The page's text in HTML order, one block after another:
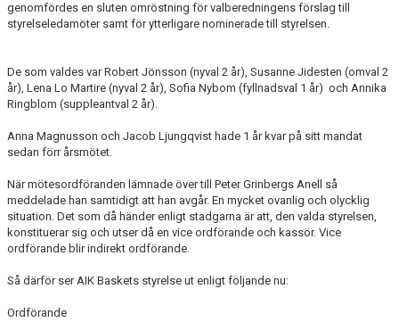
PARTNERS
KÖP BILJETTER
SHOP
AIK.SE
genomfördes en sluten omröstning för valberedningens förslag till
styrelseledamöter samt för ytterligare nominerade till styrelsen.
De som valdes var Robert Jönsson (nyval 2 år), Susanne Jidesten (omval 2
år), Lena Lo Martire (nyval 2 år), Sofia Nybom (fyllnadsval 1 år) och Annika
Ringblom (suppleantval 2 år).
Anna Magnusson och Jacob Ljungqvist hade 1 år kvar på sitt mandat
sedan förr årsmötet.
När mötesordföranden lämnade över till Peter Grinbergs Anell så
meddelade han samtidigt att han avgår. En mycket ovanlig och olycklig
situation. Det som då händer enligt stadgarna är att, den valda styrelsen,
konstituerar sig och utser då en vice ordförande och kassör. Vice
ordförande blir indirekt ordförande.
Så därför ser AIK Baskets styrelse ut enligt följande nu:
Ordförande